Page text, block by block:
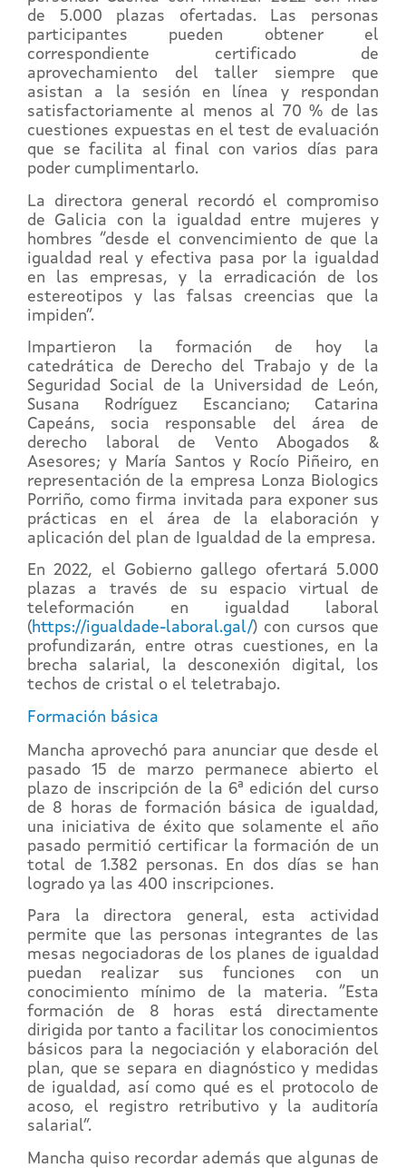
de 5.000 plazas ofertadas. Las personas
participantes pueden obtener el
correspondiente certificado de
aprovechamiento del taller siempre que
asistan a la sesión en línea y respondan
satisfactoriamente al menos al 70 % de las
cuestiones expuestas en el test de evaluación
que se facilita al final con varios días para
poder cumplimentarlo.
La directora general recordó el compromiso
de Galicia con la igualdad entre mujeres y
hombres “desde el convencimiento de que la
igualdad real y efectiva pasa por la igualdad
en las empresas, y la erradicación de los
estereotipos y las falsas creencias que la
impiden”.
Impartieron la formación de hoy la
catedrática de Derecho del Trabajo y de la
Seguridad Social de la Universidad de León,
Susana Rodríguez Escanciano; Catarina
Capeáns, socia responsable del área de
derecho laboral de Vento Abogados &
Asesores; y María Santos y Rocío Piñeiro, en
representación de la empresa Lonza Biologics
Porriño, como firma invitada para exponer sus
prácticas en el área de la elaboración y
aplicación del plan de Igualdad de la empresa.
En 2022, el Gobierno gallego ofertará 5.000
plazas a través de su espacio virtual de
teleformación en igualdad laboral
( https://igualdade-laboral.gal/) con cursos que
profundizarán, entre otras cuestiones, en la
brecha salarial, la desconexión digital, los
techos de cristal o el teletrabajo.
Formación básica
Mancha aprovechó para anunciar que desde el
pasado 15 de marzo permanece abierto el
plazo de inscripción de la 6ª edición del curso
de 8 horas de formación básica de igualdad,
una iniciativa de éxito que solamente el año
pasado permitió certificar la formación de un
total de 1.382 personas. En dos días se han
logrado ya las 400 inscripciones.
Para la directora general, esta actividad
permite que las personas integrantes de las
mesas negociadoras de los planes de igualdad
puedan realizar sus funciones con un
conocimiento mínimo de la materia. “Esta
formación de 8 horas está directamente
dirigida por tanto a facilitar los conocimientos
básicos para la negociación y elaboración del
plan, que se separa en diagnóstico y medidas
de igualdad, así como qué es el protocolo de
acoso, el registro retributivo y la auditoría
salarial”.
Mancha quiso recordar además que algunas de